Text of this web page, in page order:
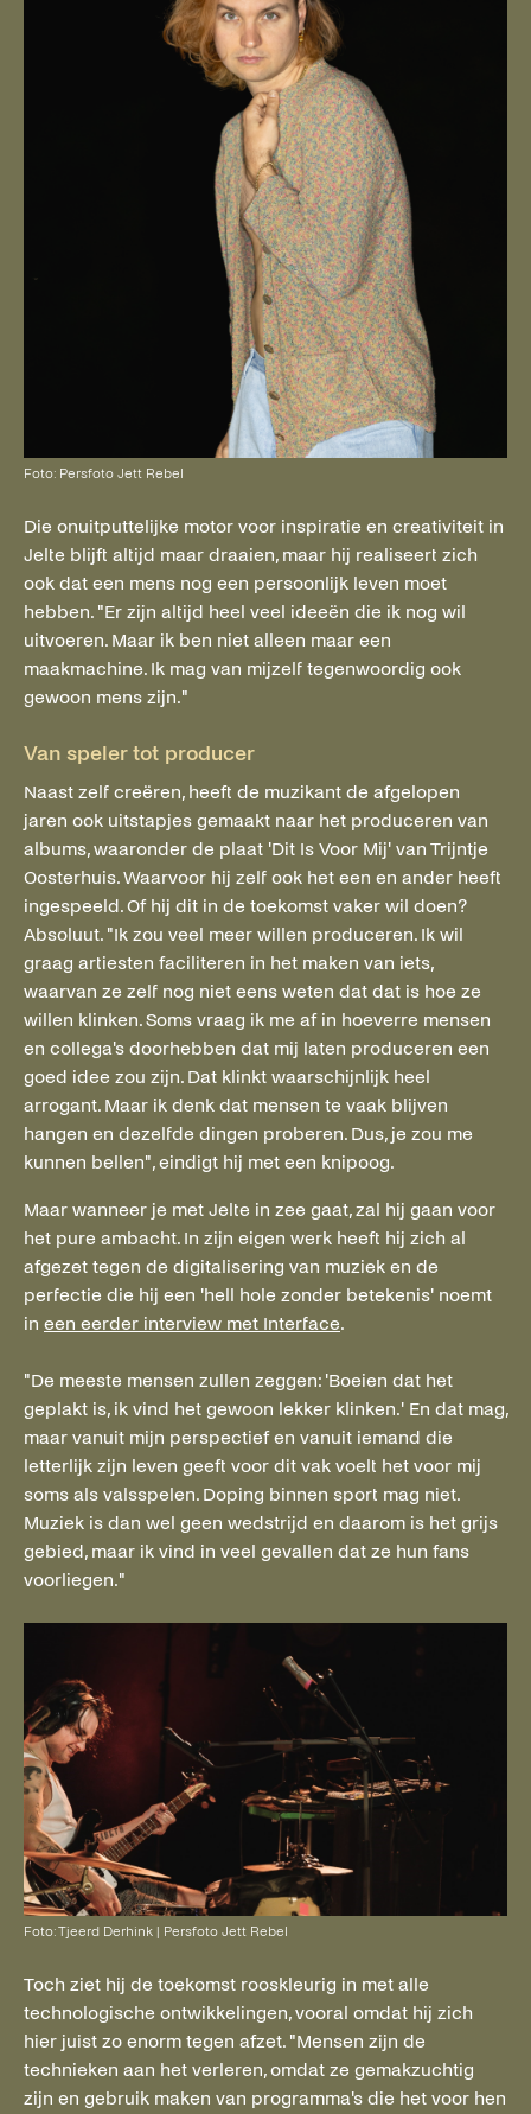
Foto: Persfoto Jett Rebel
Die onuitputtelijke motor voor inspiratie en creativiteit in
Jelte blijft altijd maar draaien, maar hij realiseert zich
ook dat een mens nog een persoonlijk leven moet
hebben. "Er zijn altijd heel veel ideeën die ik nog wil
uitvoeren. Maar ik ben niet alleen maar een
maakmachine. Ik mag van mijzelf tegenwoordig ook
gewoon mens zijn."
Van speler tot producer
Naast zelf creëren, heeft de muzikant de afgelopen
jaren ook uitstapjes gemaakt naar het produceren van
albums, waaronder de plaat 'Dit Is Voor Mij' van Trijntje
Oosterhuis. Waarvoor hij zelf ook het een en ander heeft
ingespeeld. Of hij dit in de toekomst vaker wil doen?
Absoluut. "Ik zou veel meer willen produceren. Ik wil
graag artiesten faciliteren in het maken van iets,
waarvan ze zelf nog niet eens weten dat dat is hoe ze
willen klinken. Soms vraag ik me af in hoeverre mensen
en collega's doorhebben dat mij laten produceren een
goed idee zou zijn. Dat klinkt waarschijnlijk heel
arrogant. Maar ik denk dat mensen te vaak blijven
hangen en dezelfde dingen proberen. Dus, je zou me
kunnen bellen", eindigt hij met een knipoog.
Maar wanneer je met Jelte in zee gaat, zal hij gaan voor
het pure ambacht. In zijn eigen werk heeft hij zich al
afgezet tegen de digitalisering van muziek en de
perfectie die hij een 'hell hole zonder betekenis' noemt
in een eerder interview met Interface.
"De meeste mensen zullen zeggen: 'Boeien dat het
geplakt is, ik vind het gewoon lekker klinken.' En dat mag,
maar vanuit mijn perspectief en vanuit iemand die
letterlijk zijn leven geeft voor dit vak voelt het voor mij
soms als valsspelen. Doping binnen sport mag niet.
Muziek is dan wel geen wedstrijd en daarom is het grijs
gebied, maar ik vind in veel gevallen dat ze hun fans
voorliegen."
Foto: Tjeerd Derhink | Persfoto Jett Rebel
Toch ziet hij de toekomst rooskleurig in met alle
technologische ontwikkelingen, vooral omdat hij zich
hier juist zo enorm tegen afzet. "Mensen zijn de
technieken aan het verleren, omdat ze gemakzuchtig
zijn en gebruik maken van programma's die het voor hen